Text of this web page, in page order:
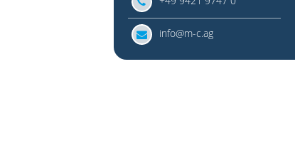
info@m-c.ag